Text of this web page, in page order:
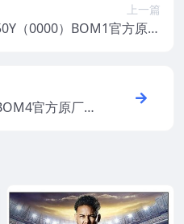
上一篇
（0000）BOM1官方原厂
官方原厂U